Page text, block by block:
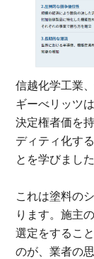
信越化学工業
ギーべリッツ
決定権者価を
ディティ化す
とを学びました
これは塗料の
ります。施主
選定をするこ
のが、業者の